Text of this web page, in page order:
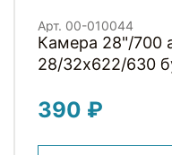
Арт. 00-010044
Камера 28"/700 авто 48мм 00-010044
28/32х622/630
390 ₽